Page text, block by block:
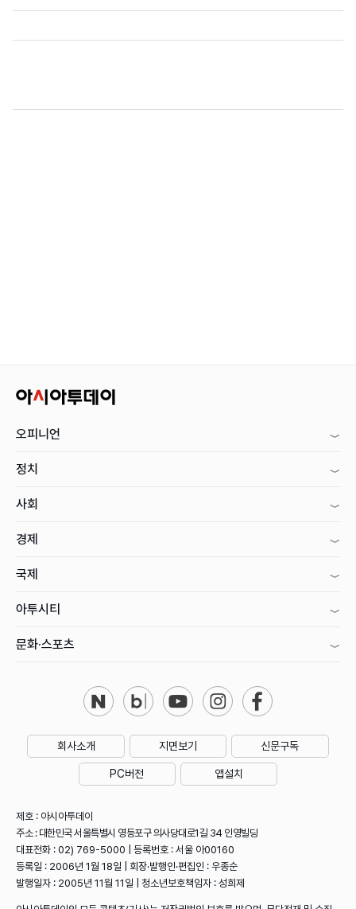
오피니언
정치
사회
경제
국제
아투시티
문화·스포츠
회사소개 지면보기 신문구독
PC버전 앱설치
제호 : 아시아투데이
주소 : 대한민국 서울특별시 영등포구 의사당대로1길 34 인영빌딩
대표전화 : 02) 769-5000 | 등록번호 : 서울 아00160
등록일 : 2006년 1월 18일 | 회장·발행인·편집인 : 우종순
발행일자 : 2005년 11월 11일 | 청소년보호책임자 : 성희제